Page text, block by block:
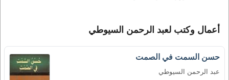
أعمال وكتب لعبد الرحمن السيوطي
حسن السمت في الصمت
عبد الرحمن السيوطي